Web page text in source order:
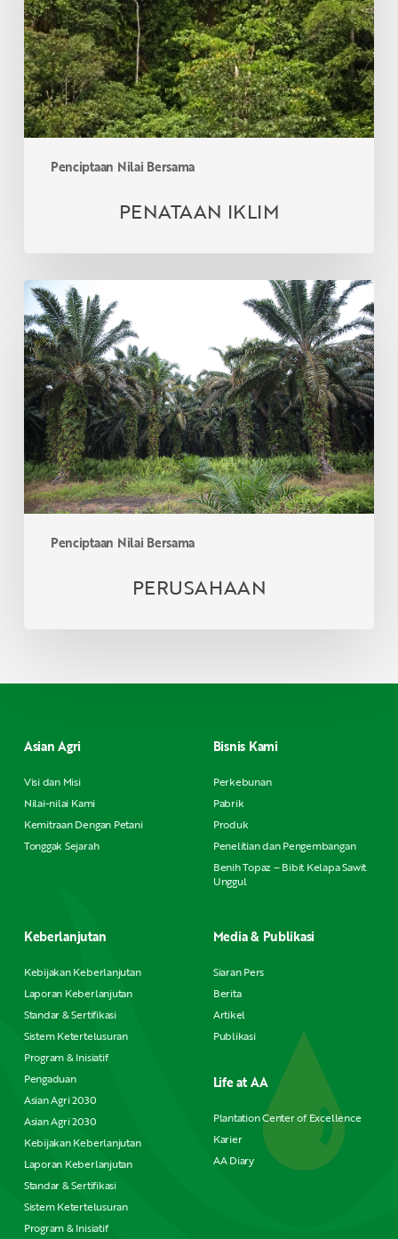
Penciptaan Nilai Bersama
PENATAAN IKLIM
Penciptaan Nilai Bersama
PERUSAHAAN
PERUSAHAAN
Asian Agri
Visi dan Misi
Nilai-nilai Kami
Kemitraan Dengan Petani
Tonggak Sejarah
Bisnis Kami
Perkebunan
Pabrik
Produk
Penelitian dan Pengembangan
Benih Topaz – Bibit Kelapa Sawit
Unggul
Keberlanjutan
Kebijakan Keberlanjutan
Laporan Keberlanjutan
Standar & Sertifikasi
Sistem Ketertelusuran
Program & Inisiatif
Pengaduan
Asian Agri 2030
Asian Agri 2030
Kebijakan Keberlanjutan
Laporan Keberlanjutan
Standar & Sertifikasi
Sistem Ketertelusuran
Program & Inisiatif
Media & Publikasi
Siaran Pers
Berita
Artikel
Publikasi
Life at AA
Plantation Center of Excellence
Karier
AA Diary